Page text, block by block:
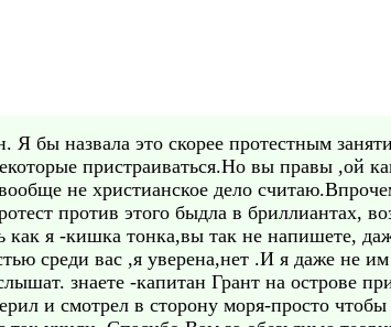
бы назвала это скорее протестным
пристраиваться.Но вы правы ,ой
не христианское дело
против этого быдла в бриллиантах,
я -кишка тонка,вы так не напишете,
среди вас ,я уверена,нет .И я даже не
знаете -капитан Грант на острове
и смотрел в сторону моря-просто